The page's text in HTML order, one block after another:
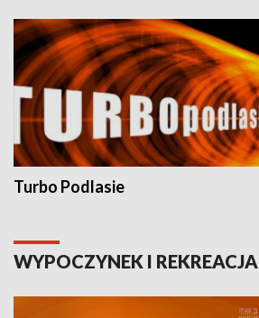
Turbo Podlasie
WYPOCZYNEK I REKREACJA